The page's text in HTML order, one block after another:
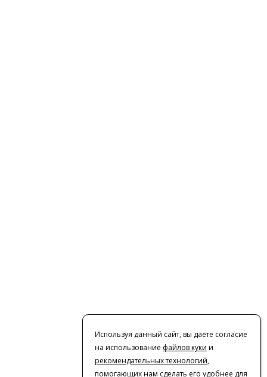
Используя данный сайт, вы даете согласие
на использование файлов куки и
рекомендательных технологий,
помогающих нам сделать его удобнее для